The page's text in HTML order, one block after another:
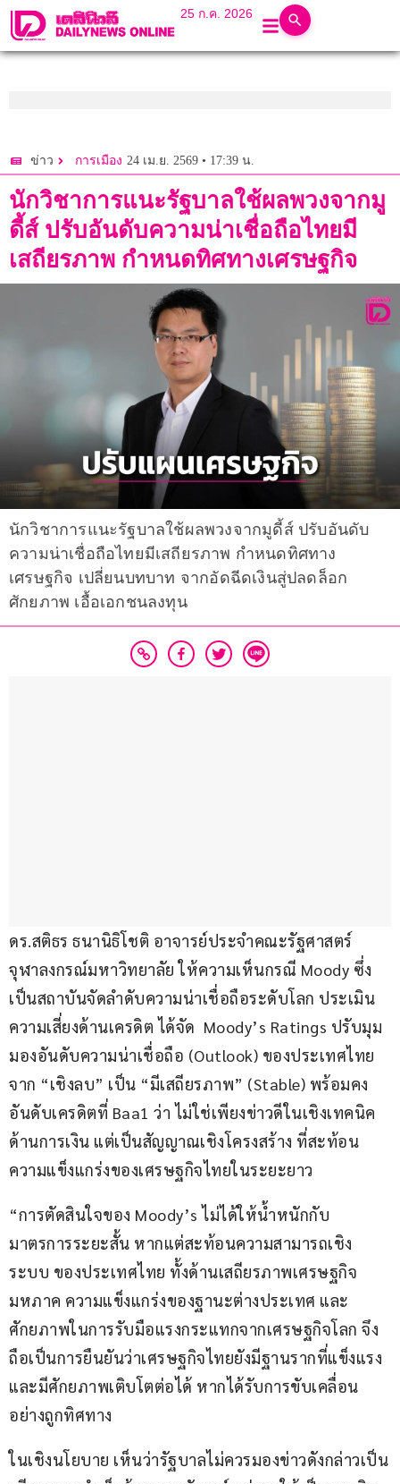
25 ก.ค. 2026
ข่าว การเมือง 24 เม.ย. 2569 • 17:39 น.
นักวิชาการแนะรัฐบาลใช้ผลพวงจากมู
ดี้ส์ ปรับอันดับความน่าเชื่อถือไทยมี
เสถียรภาพ กำหนดทิศทางเศรษฐกิจ
นักวิชาการแนะรัฐบาลใช้ผลพวงจากมูดี้ส์ ปรับอันดับ
ความน่าเชื่อถือไทยมีเสถียรภาพ กำหนดทิศทาง
เศรษฐกิจ เปลี่ยนบทบาท จากอัดฉีดเงินสู่ปลดล็อก
ศักยภาพ เอื้อเอกชนลงทุน
ดร.สติธร ธนานิธิโชติ อาจารย์ประจำคณะรัฐศาสตร์
จุฬาลงกรณ์มหาวิทยาลัย ให้ความเห็นกรณี Moody ซึ่ง
เป็นสถาบันจัดลำดับความน่าเชื่อถือระดับโลก ประเมิน
ความเสี่ยงด้านเครดิต ได้จัด  Moody’s Ratings ปรับมุม
มองอันดับความน่าเชื่อถือ (Outlook) ของประเทศไทย
จาก “เชิงลบ” เป็น “มีเสถียรภาพ” (Stable) พร้อมคง
อันดับเครดิตที่ Baa1 ว่า ไม่ใช่เพียงข่าวดีในเชิงเทคนิค
ด้านการเงิน แต่เป็นสัญญาณเชิงโครงสร้าง ที่สะท้อน
ความแข็งแกร่งของเศรษฐกิจไทยในระยะยาว
“การตัดสินใจของ Moody’s ไม่ได้ให้น้ำหนักกับ
มาตรการระยะสั้น หากแต่สะท้อนความสามารถเชิง
ระบบ ของประเทศไทย ทั้งด้านเสถียรภาพเศรษฐกิจ
มหภาค ความแข็งแกร่งของฐานะต่างประเทศ และ
ศักยภาพในการรับมือแรงกระแทกจากเศรษฐกิจโลก จึง
ถือเป็นการยืนยันว่าเศรษฐกิจไทยยังมีฐานรากที่แข็งแรง
และมีศักยภาพเติบโตต่อได้ หากได้รับการขับเคลื่อน
อย่างถูกทิศทาง
ในเชิงนโยบาย เห็นว่ารัฐบาลไม่ควรมองข่าวดังกล่าวเป็น